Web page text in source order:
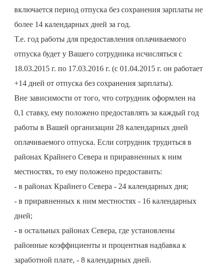
включается период отпуска без сохранения зарплаты не
более 14 календарных дней за год.
Т.е. год работы для предоставления оплачиваемого
отпуска будет у Вашего сотрудника исчисляться с
18.03.2015 г. по 17.03.2016 г. (с 01.04.2015 г. он работает
+14 дней от отпуска без сохранения зарплаты).
Вне зависимости от того, что сотрудник оформлен на
0,1 ставку, ему положено предоставлять за каждый год
работы в Вашей организации 28 календарных дней
оплачиваемого отпуска. Если сотрудник трудиться в
районах Крайнего Севера и приравненных к ним
местностях, то ему положено предоставить:
- в районах Крайнего Севера - 24 календарных дня;
- в приравненных к ним местностях - 16 календарных
дней;
- в остальных районах Севера, где установлены
районные коэффициенты и процентная надбавка к
заработной плате, - 8 календарных дней.